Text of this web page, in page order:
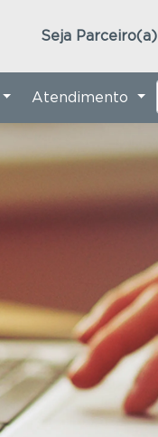
Seja Parceiro(a)
Atendimento